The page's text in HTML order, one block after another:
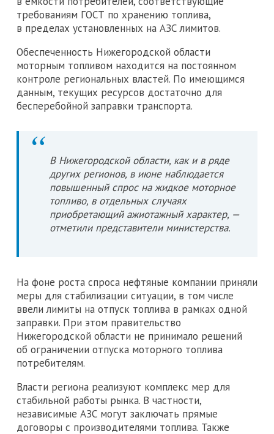
требованиям ГОСТ по хранению топлива,
в пределах установленных на АЗС лимитов.
Обеспеченность Нижегородской области
моторным топливом находится на постоянном
контроле региональных властей. По имеющимся
данным, текущих ресурсов достаточно для
бесперебойной заправки транспорта.
В Нижегородской области, как и в ряде
других регионов, в июне наблюдается
повышенный спрос на жидкое моторное
топливо, в отдельных случаях
приобретающий ажиотажный характер, —
отметили представители министерства.
На фоне роста спроса нефтяные компании приняли
меры для стабилизации ситуации, в том числе
ввели лимиты на отпуск топлива в рамках одной
заправки. При этом правительство
Нижегородской области не принимало решений
об ограничении отпуска моторного топлива
потребителям.
Власти региона реализуют комплекс мер для
стабильной работы рынка. В частности,
независимые АЗС могут заключать прямые
договоры с производителями топлива. Также